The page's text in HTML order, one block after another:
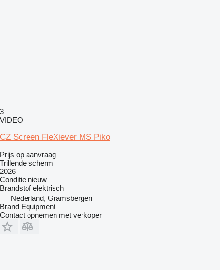
3
VIDEO
CZ Screen FleXiever MS Piko
Prijs op aanvraag
Trillende scherm
2026
Conditie nieuw
Brandstof elektrisch
Nederland, Gramsbergen
Brand Equipment
Contact opnemen met verkoper